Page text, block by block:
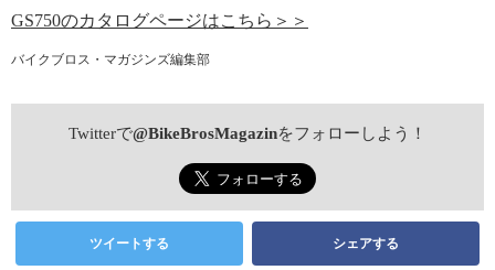
GS750のカタログページはこちら＞＞
バイクブロス・マガジンズ編集部
Twitterで@BikeBrosMagazinをフォローしよう！
ツイートする シェアする